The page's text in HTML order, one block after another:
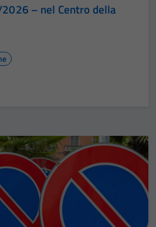
– nel Centro della